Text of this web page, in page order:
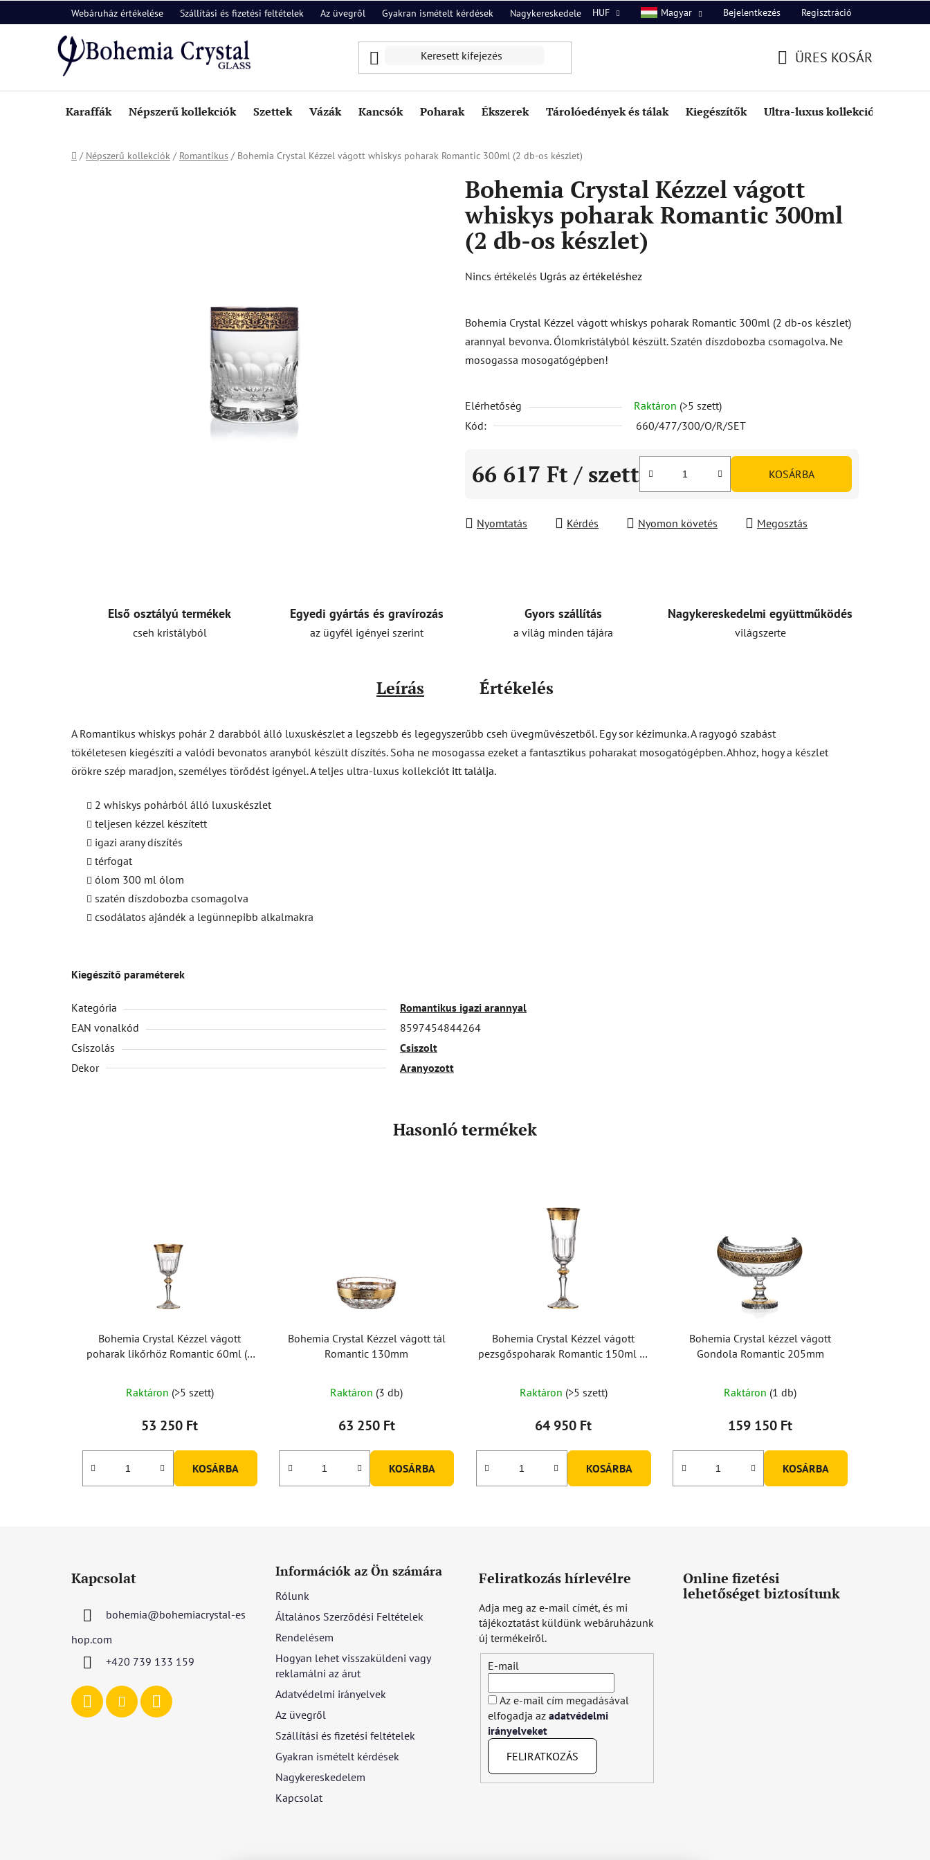
a
Webáruház értékelése Szállítási és fizetési feltételek Az üvegről Gyakran ismételt kérdések Nagykereskedelem Rólunk Kapcsolat
HUF Magyar Bejelentkezés Regisztráció
ÜRES KOSÁR
Karaffák Népszerű kollekciók Szettek Vázák Kancsók Poharak Ékszerek Tárolóedények és tálak Kiegészítők Ultra-luxus kollekció
Kezdőlap
/ Népszerű kollekciók / Romantikus / Bohemia Crystal Kézzel vágott whiskys poharak Romantic 300ml (2 db-os készlet)
Bohemia Crystal Kézzel vágott
whiskys poharak Romantic 300ml
(2 db-os készlet)
A
értékelése
5-
ből
csillag.
Nincs értékelés Ugrás az értékeléshez
Bohemia Crystal Kézzel vágott whiskys poharak Romantic 300ml (2 db-os készlet)
arannyal bevonva. Ólomkristályból készült. Szatén díszdobozba csomagolva. Ne
mosogassa mosogatógépben!
Elérhetőség Raktáron (>5 szett)
Kód:
660/477/300/O/R/SET
66 617 Ft / szett KOSÁRBA
Nyomtatás Kérdés Nyomon követés Megosztás
Első osztályú termékek
cseh kristályból
Egyedi gyártás és gravírozás
az ügyfél igényei szerint
Gyors szállítás
a világ minden tájára
Nagykereskedelmi együttműködés
világszerte
Leírás Értékelés
A Romantikus whiskys pohár 2 darabból álló luxuskészlet a legszebb és legegyszerűbb cseh üvegművészetből. Egy sor kézimunka. A ragyogó szabást
tökéletesen kiegészíti a valódi bevonatos aranyból készült díszítés. Soha ne mosogassa ezeket a fantasztikus poharakat mosogatógépben. Ahhoz, hogy a készlet
örökre szép maradjon, személyes törődést igényel. A teljes ultra-luxus kollekciót itt találja.
2 whiskys pohárból álló luxuskészlet
teljesen kézzel készített
igazi arany díszítés
térfogat
ólom 300 ml ólom
szatén díszdobozba csomagolva
csodálatos ajándék a legünnepibb alkalmakra
Kiegészítő paraméterek
Kategória
Romantikus igazi arannyal
EAN vonalkód
8597454844264
Csiszolás
Csiszolt
Dekor
Aranyozott
Hasonló termékek
Bohemia Crystal Kézzel vágott
poharak likőrhöz Romantic 60ml (2
Raktáron (>5 szett)
53 250 Ft
KOSÁRBA
Bohemia Crystal Kézzel vágott tál
Romantic 130mm
Raktáron (3 db)
63 250 Ft
KOSÁRBA
Bohemia Crystal Kézzel vágott
pezsgőspoharak Romantic 150ml (2
Raktáron (>5 szett)
64 950 Ft
KOSÁRBA
Bohemia Crystal kézzel vágott
Gondola Romantic 205mm
Raktáron (1 db)
159 150 Ft
KOSÁRBA
Kapcsolat
bohemia@bohemiacrystal-es
hop.com
+420 739 133 159
Információk az Ön számára
Rólunk
Általános Szerződési Feltételek
Rendelésem
Hogyan lehet visszaküldeni vagy
reklamálni az árut
Adatvédelmi irányelvek
Az üvegről
Szállítási és fizetési feltételek
Gyakran ismételt kérdések
Nagykereskedelem
Kapcsolat
Feliratkozás hírlevélre
Adja meg az e-mail címét, és mi
tájékoztatást küldünk webáruházunk
új termékeiről.
E-mail
Az e-mail cím megadásával
elfogadja az adatvédelmi
irányelveket
FELIRATKOZÁS
Online fizetési
lehetőséget biztosítunk